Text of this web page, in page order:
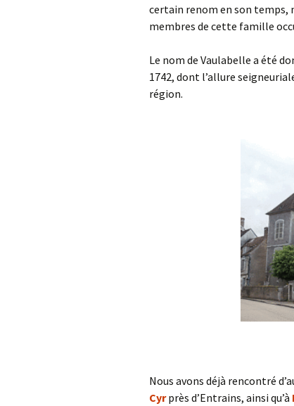
certain renom en son temps,
membres de cette famille
Le nom de Vaulabelle a été
1742, dont l’allure
région.
Nous avons déjà rencontré
Cyrprès d’Entrains, ainsi qu’à